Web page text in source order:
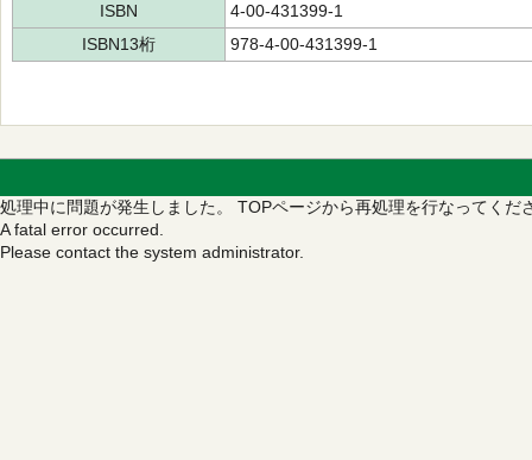
ISBN
4-00-431399-1
ISBN13桁
978-4-00-431399-1
処理中に問題が発生しました。 TOPページから再処理を行なってくだ
A fatal error occurred.
Please contact the system administrator.